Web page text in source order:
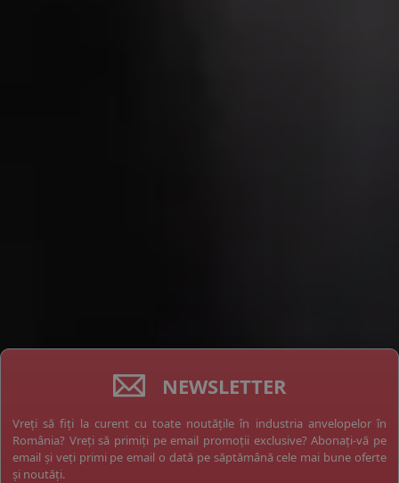
NEWSLETTER
Vreți să fiți la curent cu toate noutățile în industria anvelopelor în
România? Vreți să primiți pe email promoții exclusive? Abonați-vă pe
email și veți primi pe email o dată pe săptămână cele mai bune oferte
și noutăți.